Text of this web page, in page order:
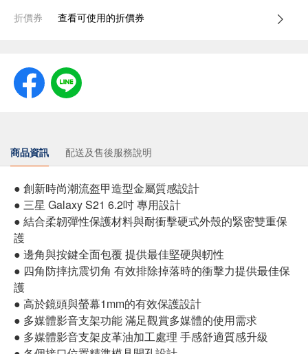
折價券 查看可使用的折價券
商品資訊 配送及售後服務說明
● 創新時尚潮流盔甲造型金屬質感設計
● 三星 Galaxy S21 6.2吋 專用設計
● 結合柔韌彈性保護材料與耐衝擊硬式外殼的緊密雙重保
護
● 邊角與按鍵全面包覆 提供最佳堅硬與軔性
● 四角防摔抗震切角 有效排除掉落時的衝擊力提供最佳保
護
● 高於鏡頭與螢幕1mm的有效保護設計
● 多媒體影音支架功能 滿足觀賞多媒體的使用需求
● 多媒體影音支架皮革油加工處理 手感舒適質感升級